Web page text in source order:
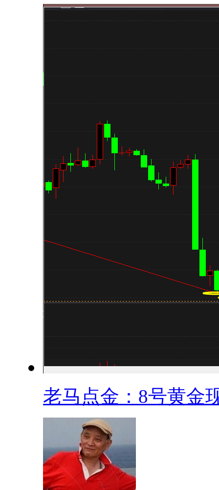
老马点金：8号黄金